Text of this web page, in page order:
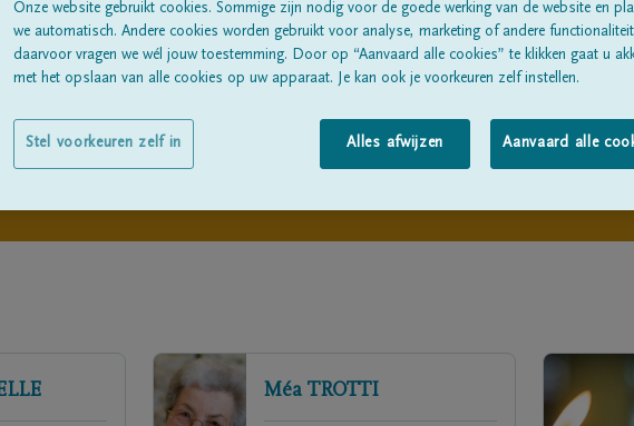
in 'Les bons villers'
Méa TROTTI
Onze website gebruikt cookies. Sommige zijn nodig voor de goede werking van de website en
we automatisch. Andere cookies worden gebruikt voor analyse, marketing of andere
daarvoor vragen we wél jouw toestemming. Door op “Aanvaard alle cookies” te klikken gaat u
met het opslaan van alle cookies op uw apparaat. Je kan ook je voorkeuren zelf instellen.
Alles afwijzen Aanvaard alle
Stel voorkeuren zelf in